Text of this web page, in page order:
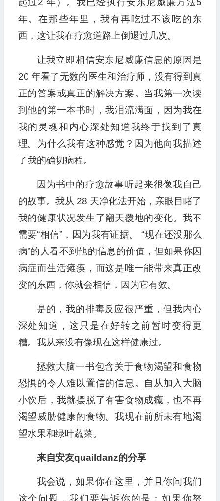
起过2 年）。我已经执行安东尼威廉方法5
年。在那些年里，我有再吃过不该吃的东
西，这让我在疗愈道路上倒退过几次。
让我立即相信安东尼威廉信息的原因是
20 年看了无数的医生和治疗师，没有得到真
正的答案或真正的解决方案。当我第一次读
到他的第一本书时，我泪流满面，因为我在
我的灵魂和内心深处知道我终于找到了真
理。为什么我有这种感觉？因为他向我描述
了我的确切病程。
因为书中的疗愈故事听起来很像我自己
的故事。我从 28 天净化法开始，亲眼目睹了
我的健康状况发生了翻天覆地的变化。我不
需要“相信”，因为我有证据。 “现在还没那么
病”的人看不到他的信息的价值，但如果你因
病症而生活瘫痪，而这是唯一能带来真正改
变的东西，你就会相信，因为它有效。
是的，我的排毒反应很严重，但我内心
深处知道，这只是在好转之前暂时变得更
糟。我从来没有像现在这样健康过。
拯救大脑一书包含关于食物渴望和食物
恐惧的令人难以置信的信息。自从加入大脑
小饮后，我就摆脱了有害食物成瘾，也不再
渴望威胁健康的食物。我现在前所未有地渴
望水果和绿叶蔬菜。
来自安友quaildanz的分享
我会说，如果你在这里，并且你问我们
这个问题，我们要告诉你的是：如果你努